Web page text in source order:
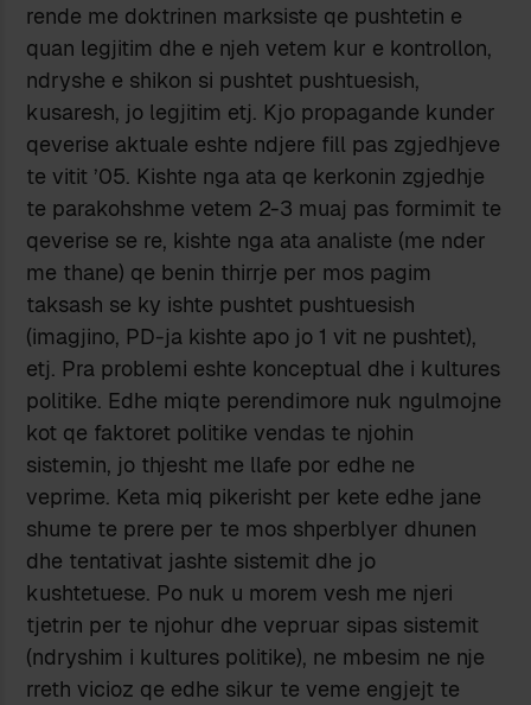
rende me doktrinen marksiste qe pushtetin e
quan legjitim dhe e njeh vetem kur e kontrollon,
ndryshe e shikon si pushtet pushtuesish,
kusaresh, jo legjitim etj. Kjo propagande kunder
qeverise aktuale eshte ndjere fill pas zgjedhjeve
te vitit ’05. Kishte nga ata qe kerkonin zgjedhje
te parakohshme vetem 2-3 muaj pas formimit te
qeverise se re, kishte nga ata analiste (me nder
me thane) qe benin thirrje per mos pagim
taksash se ky ishte pushtet pushtuesish
(imagjino, PD-ja kishte apo jo 1 vit ne pushtet),
etj. Pra problemi eshte konceptual dhe i kultures
politike. Edhe miqte perendimore nuk ngulmojne
kot qe faktoret politike vendas te njohin
sistemin, jo thjesht me llafe por edhe ne
veprime. Keta miq pikerisht per kete edhe jane
shume te prere per te mos shperblyer dhunen
dhe tentativat jashte sistemit dhe jo
kushtetuese. Po nuk u morem vesh me njeri
tjetrin per te njohur dhe vepruar sipas sistemit
(ndryshim i kultures politike), ne mbesim ne nje
rreth vicioz qe edhe sikur te veme engjejt te